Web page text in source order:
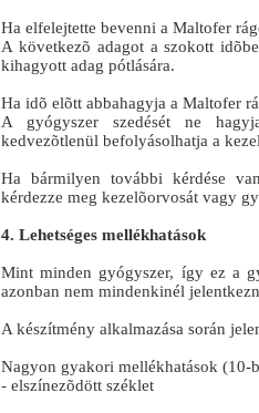
Ha elfelejtette bevenni a Maltofer
A következõ adagot a szokott
kihagyott adag pótlására.
Ha idõ elõtt abbahagyja a Maltofer
A gyógyszer szedését ne
kedvezõtlenül befolyásolhatja a
Ha bármilyen további kérdése
kérdezze meg kezelõorvosát vagy
4. Lehetséges mellékhatások
Mint minden gyógyszer, így ez a
azonban nem mindenkinél
A készítmény alkalmazása során
Nagyon gyakori mellékhatások
- elszínezõdött széklet